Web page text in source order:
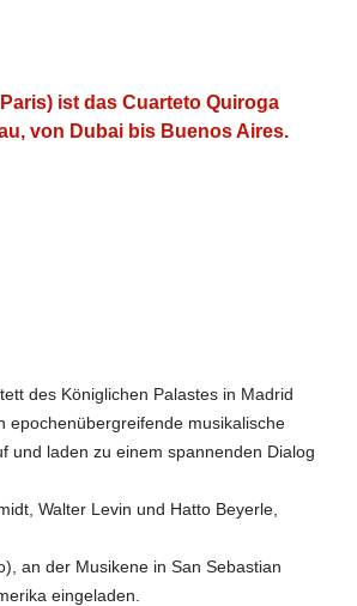
ist das Cuarteto Quiroga
von Dubai bis Buenos Aires.
des Königlichen Palastes in Madrid
epochenübergreifende musikalische
und laden zu einem spannenden Dialog
Walter Levin und Hatto Beyerle,
an der Musikene in San Sebastian
eingeladen.